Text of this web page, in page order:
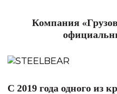
Компания
С 2019 года одного из